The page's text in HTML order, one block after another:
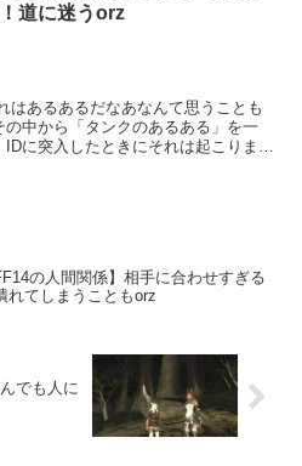
道に迷うorz
はあるあるだなあなんて思うことも
中から「タンクのあるある」を一
に突入したときにそれは起こりま
の人間関係】相手に合わせすぎる
れてしまうこともorz
でも人に